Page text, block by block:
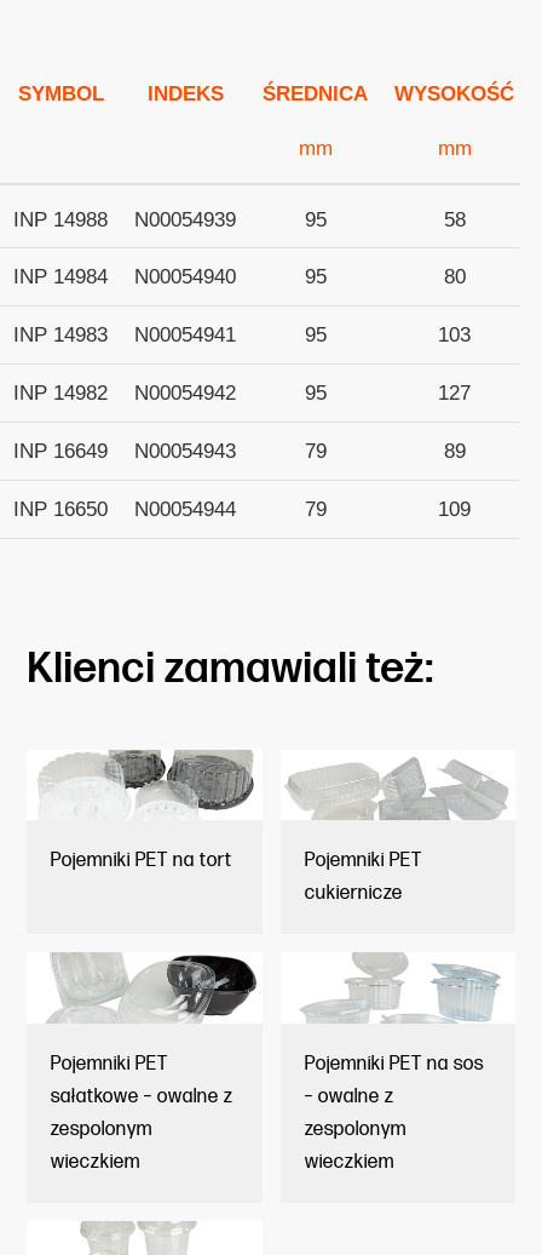
SYMBOL INDEKS ŚREDNICA WYSOKOŚĆ
mm mm
INP 14988 N00054939 95 58
INP 14984 N00054940 95 80
INP 14983 N00054941 95 103
INP 14982 N00054942 95 127
INP 16649 N00054943 79 89
INP 16650 N00054944 79 109
Klienci zamawiali też:
Pojemniki PET na tort
Pojemniki PET
cukiernicze
Pojemniki PET
sałatkowe – owalne z
zespolonym
wieczkiem
Pojemniki PET na sos
– owalne z
zespolonym
wieczkiem